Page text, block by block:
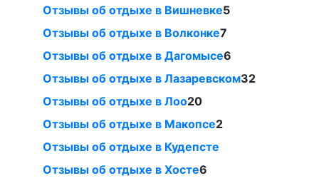
Отзывы об отдыхе в Вишневке5
Отзывы об отдыхе в Волконке7
Отзывы об отдыхе в Дагомысе6
Отзывы об отдыхе в Лазаревском32
Отзывы об отдыхе в Лоо20
Отзывы об отдыхе в Макопсе2
Отзывы об отдыхе в Кудепсте
Отзывы об отдыхе в Хосте6